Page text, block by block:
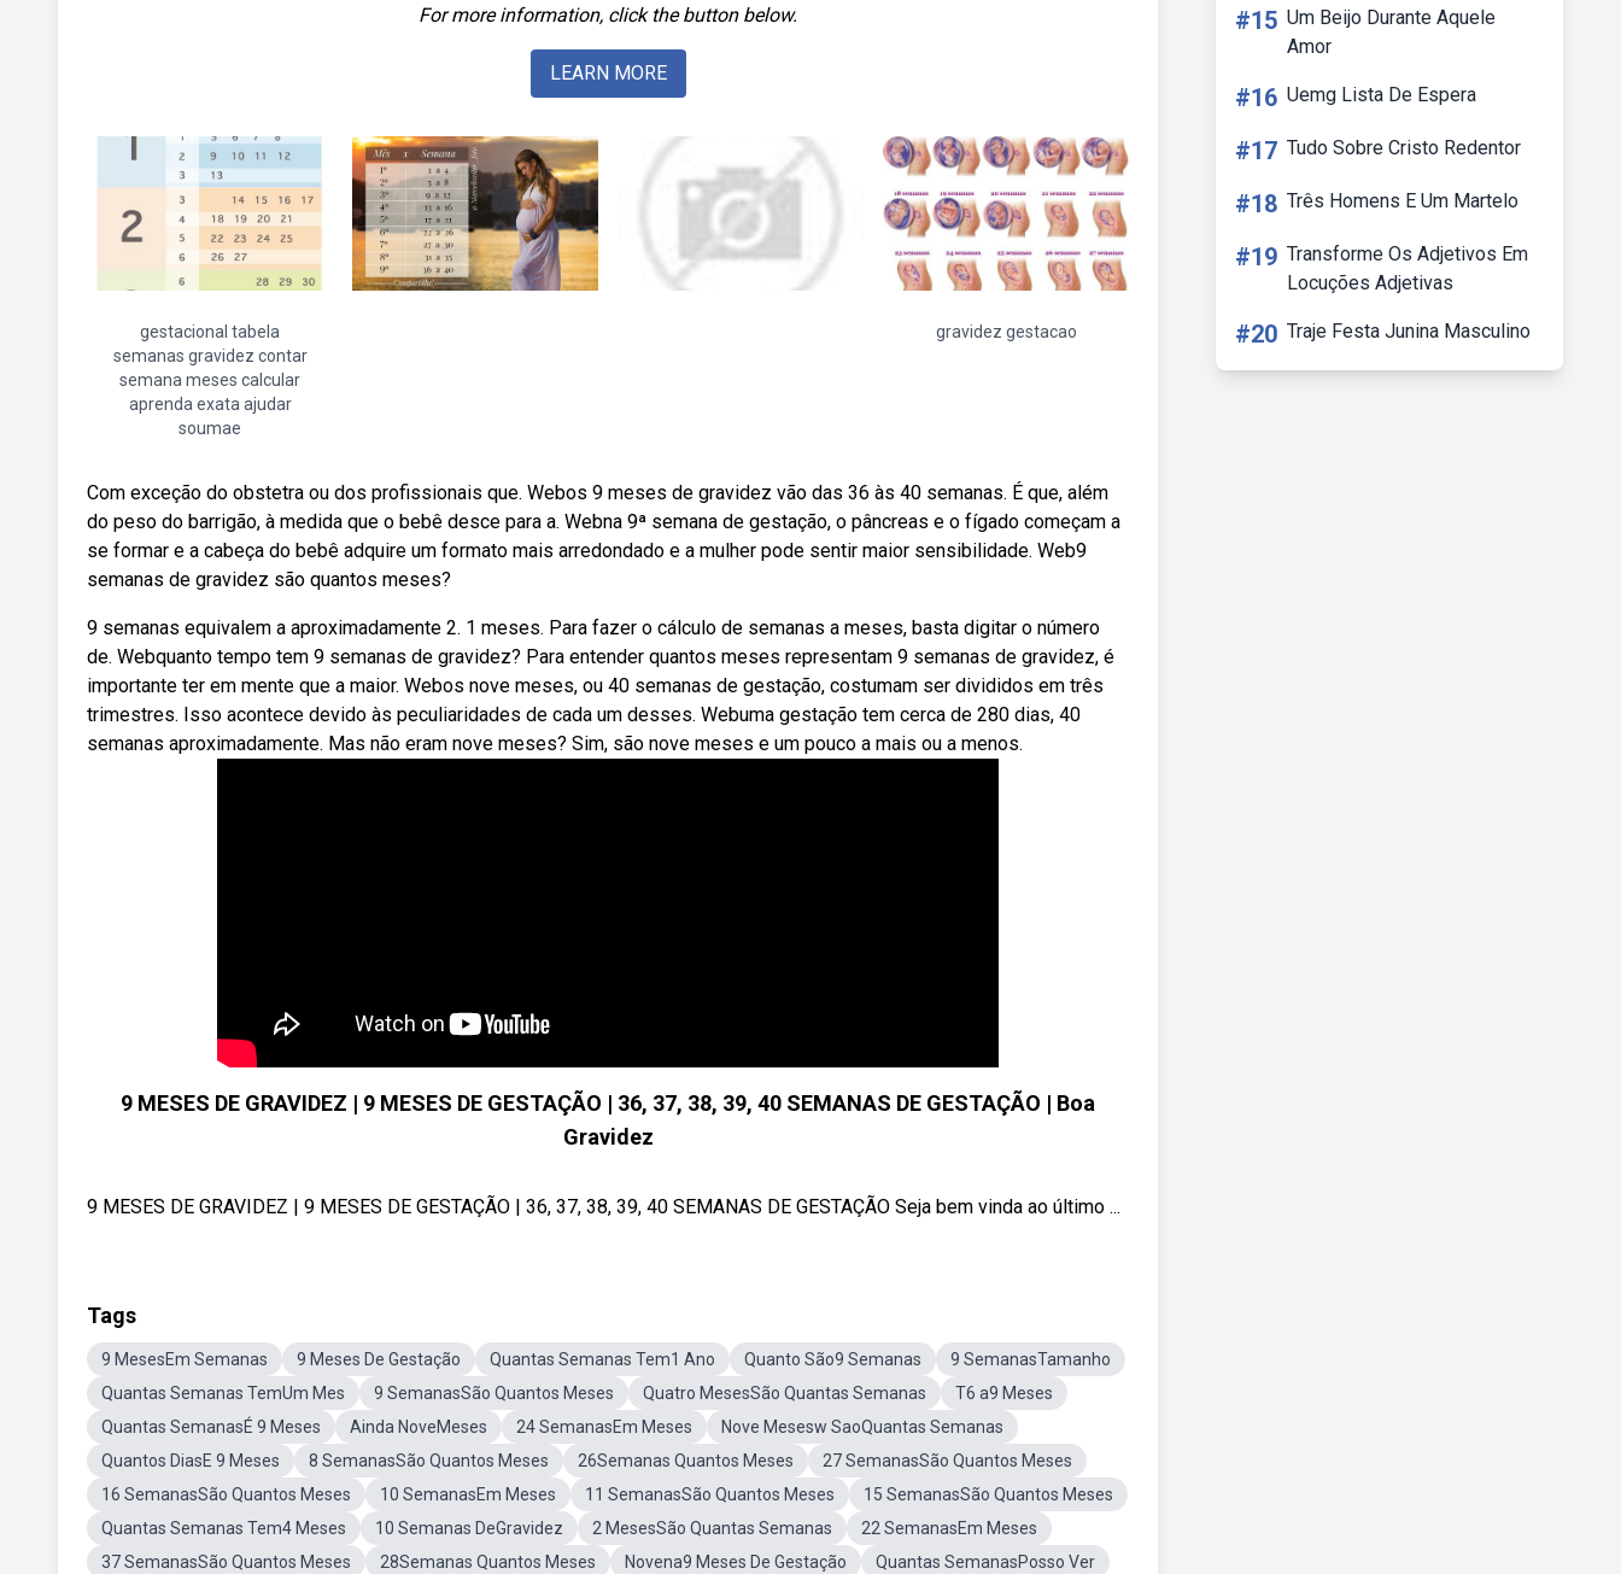
For more information, click the button below.
LEARN MORE
gestacional tabela
semanas gravidez contar
semana meses calcular
aprenda exata ajudar
soumae
gravidez gestacao
Com exceção do obstetra ou dos profissionais que. Webos 9 meses de gravidez vão das 36 às 40 semanas. É que, além
do peso do barrigão, à medida que o bebê desce para a. Webna 9ª semana de gestação, o pâncreas e o fígado começam a
se formar e a cabeça do bebê adquire um formato mais arredondado e a mulher pode sentir maior sensibilidade. Web9
semanas de gravidez são quantos meses?
9 semanas equivalem a aproximadamente 2. 1 meses. Para fazer o cálculo de semanas a meses, basta digitar o número
de. Webquanto tempo tem 9 semanas de gravidez? Para entender quantos meses representam 9 semanas de gravidez, é
importante ter em mente que a maior. Webos nove meses, ou 40 semanas de gestação, costumam ser divididos em três
trimestres. Isso acontece devido às peculiaridades de cada um desses. Webuma gestação tem cerca de 280 dias, 40
semanas aproximadamente. Mas não eram nove meses? Sim, são nove meses e um pouco a mais ou a menos.
9 MESES DE GRAVIDEZ | 9 MESES DE GESTAÇÃO | 36, 37, 38, 39, 40 SEMANAS DE GESTAÇÃO | Boa
Gravidez
9 MESES DE GRAVIDEZ | 9 MESES DE GESTAÇÃO | 36, 37, 38, 39, 40 SEMANAS DE GESTAÇÃO Seja bem vinda ao último ...
Tags
9 MesesEm Semanas 9 Meses De Gestação Quantas Semanas Tem1 Ano Quanto São9 Semanas
9 SemanasTamanho
Quantas Semanas TemUm Mes
9 SemanasSão Quantos Meses Quatro MesesSão Quantas Semanas
T6 a9 Meses
Quantas SemanasÉ 9 Meses
Ainda NoveMeses 24 SemanasEm Meses
Nove Mesesw SaoQuantas Semanas
Quantos DiasE 9 Meses
8 SemanasSão Quantos Meses 26Semanas Quantos Meses
27 SemanasSão Quantos Meses
16 SemanasSão Quantos Meses
10 SemanasEm Meses 11 SemanasSão Quantos Meses
15 SemanasSão Quantos Meses
Quantas Semanas Tem4 Meses
10 Semanas DeGravidez 2 MesesSão Quantas Semanas
22 SemanasEm Meses
37 SemanasSão Quantos Meses
28Semanas Quantos Meses Novena9 Meses De Gestação
Quantas SemanasPosso Ver
#15 Um Beijo Durante Aquele
Amor
#16 Uemg Lista De Espera
#17 Tudo Sobre Cristo Redentor
#18 Três Homens E Um Martelo
#19 Transforme Os Adjetivos Em
Locuções Adjetivas
#20 Traje Festa Junina Masculino